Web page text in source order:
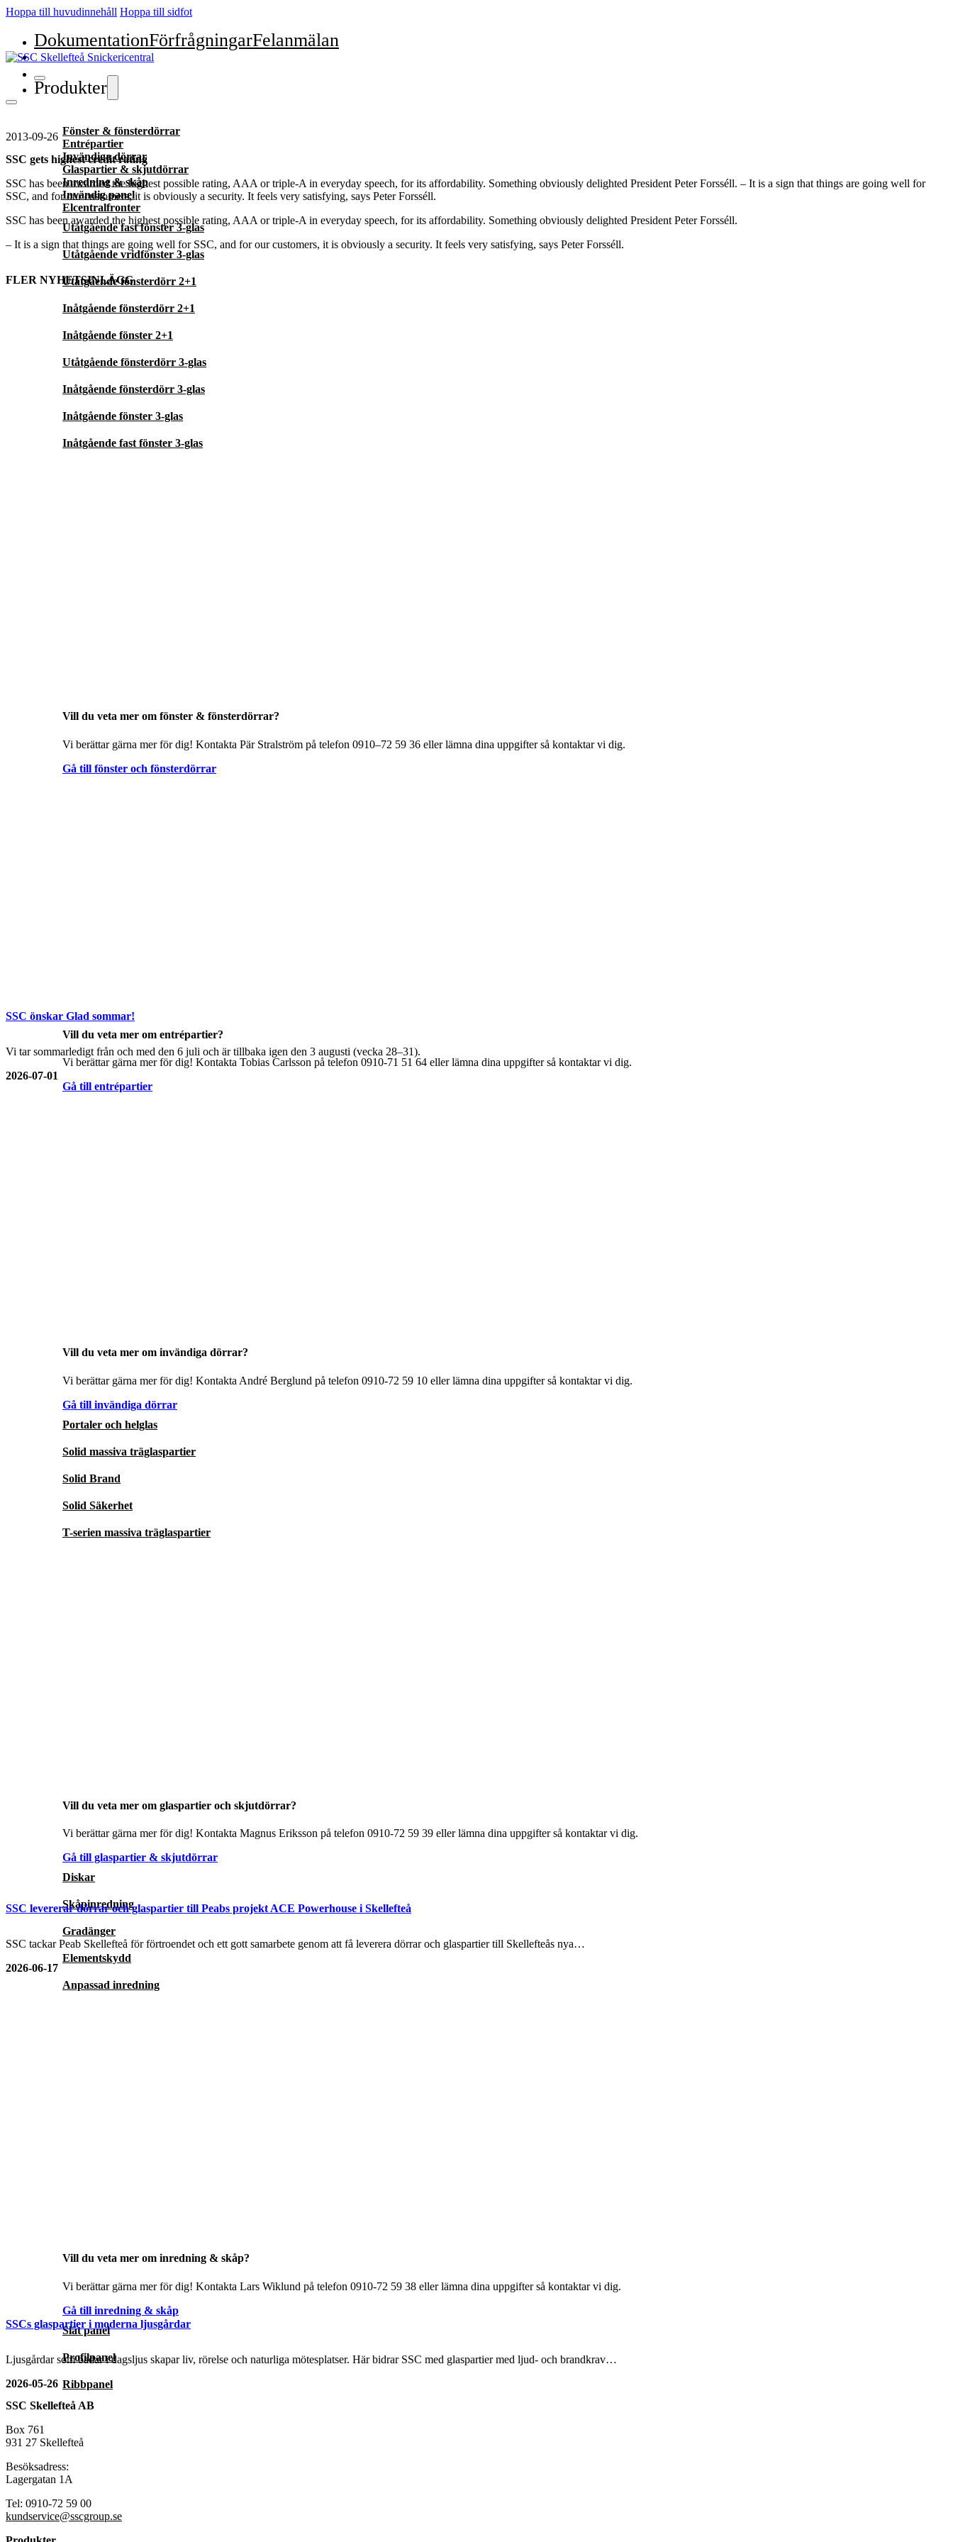
Hoppa till huvudinnehåll Hoppa till sidfot
DokumentationFörfrågningarFelanmälan
Produkter
Fönster & fönsterdörrar
Entrépartier
Invändiga dörrar
Glaspartier & skjutdörrar
Inredning & skåp
Invändig panel
Elcentralfronter
Utåtgående fast fönster 3-glas
Utåtgående vridfönster 3-glas
Utåtgående fönsterdörr 2+1
Inåtgående fönsterdörr 2+1
Inåtgående fönster 2+1
Utåtgående fönsterdörr 3-glas
Inåtgående fönsterdörr 3-glas
Inåtgående fönster 3-glas
Inåtgående fast fönster 3-glas
Vill du veta mer om fönster & fönsterdörrar?
Vi berättar gärna mer för dig! Kontakta Pär Stralström på telefon 0910–72 59 36 eller lämna dina uppgifter så kontaktar vi dig.
Gå till fönster och fönsterdörrar
Vill du veta mer om entrépartier?
Vi berättar gärna mer för dig! Kontakta Tobias Carlsson på telefon 0910-71 51 64 eller lämna dina uppgifter så kontaktar vi dig.
Gå till entrépartier
Vill du veta mer om invändiga dörrar?
Vi berättar gärna mer för dig! Kontakta André Berglund på telefon 0910-72 59 10 eller lämna dina uppgifter så kontaktar vi dig.
Gå till invändiga dörrar
Portaler och helglas
Solid massiva träglaspartier
Solid Brand
Solid Säkerhet
T-serien massiva träglaspartier
Vill du veta mer om glaspartier och skjutdörrar?
Vi berättar gärna mer för dig! Kontakta Magnus Eriksson på telefon 0910-72 59 39 eller lämna dina uppgifter så kontaktar vi dig.
Gå till glaspartier & skjutdörrar
Diskar
Skåpinredning
Gradänger
Elementskydd
Anpassad inredning
Vill du veta mer om inredning & skåp?
Vi berättar gärna mer för dig! Kontakta Lars Wiklund på telefon 0910-72 59 38 eller lämna dina uppgifter så kontaktar vi dig.
Gå till inredning & skåp
Slät panel
Profilpanel
Ribbpanel
2013-09-26
SSC gets highest credit rating
SSC has been awarded the highest possible rating, AAA or triple-A in everyday speech, for its affordability. Something obviously delighted President Peter Forsséll. – It is a sign that things are going well for
SSC, and for our customers, it is obviously a security. It feels very satisfying, says Peter Forsséll.
SSC has been awarded the highest possible rating, AAA or triple-A in everyday speech, for its affordability. Something obviously delighted President Peter Forsséll.
– It is a sign that things are going well for SSC, and for our customers, it is obviously a security. It feels very satisfying, says Peter Forsséll.
FLER NYHETSINLÄGG
SSC önskar Glad sommar!
Vi tar sommarledigt från och med den 6 juli och är tillbaka igen den 3 augusti (vecka 28–31).
2026-07-01
SSC levererar dörrar och glaspartier till Peabs projekt ACE Powerhouse i Skellefteå
SSC tackar Peab Skellefteå för förtroendet och ett gott samarbete genom att få leverera dörrar och glaspartier till Skellefteås nya…
2026-06-17
SSCs glaspartier i moderna ljusgårdar
Ljusgårdar som badar i dagsljus skapar liv, rörelse och naturliga mötesplatser. Här bidrar SSC med glaspartier med ljud- och brandkrav…
2026-05-26
SSC Skellefteå AB
Box 761
931 27 Skellefteå
Besöksadress:
Lagergatan 1A
Tel: 0910-72 59 00
kundservice@sscgroup.se